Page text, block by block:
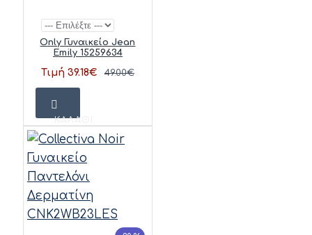
Only Γυναικείο Jean
Emily 15259634
Τιμή 39.18€ 49.00€
ΚΑΛΆΘΙ